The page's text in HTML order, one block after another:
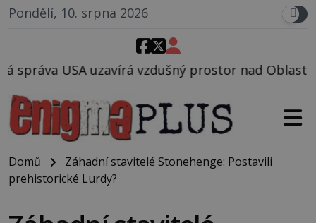
Pondělí, 10. srpna 2026
prostor nad Oblastí 51, mohlo to souviset
Domů
Záhadní stavitelé Stonehenge: Postavili
prehistorické Lurdy?